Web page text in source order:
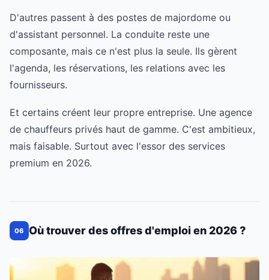
D'autres passent à des postes de majordome ou
d'assistant personnel. La conduite reste une
composante, mais ce n'est plus la seule. Ils gèrent
l'agenda, les réservations, les relations avec les
fournisseurs.
Et certains créent leur propre entreprise. Une agence
de chauffeurs privés haut de gamme. C'est ambitieux,
mais faisable. Surtout avec l'essor des services
premium en 2026.
06 Où trouver des offres d'emploi en 2026 ?